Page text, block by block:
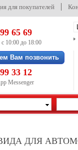
для покупателей
65 69
10:00 до 18:00
Вам позвонить
33 12
Messenger
ДЛЯ